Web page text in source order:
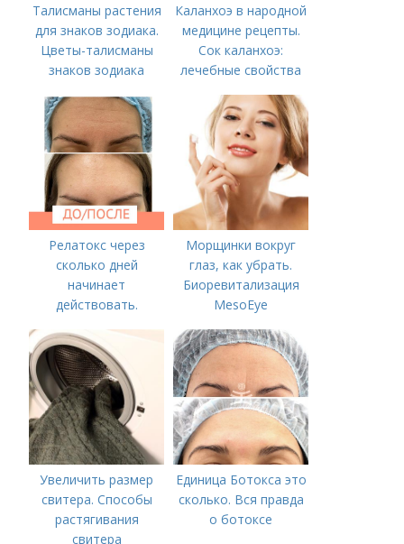
Талисманы растения
для знаков зодиака.
Цветы-талисманы
знаков зодиака
Каланхоэ в народной
медицине рецепты.
Сок каланхоэ:
лечебные свойства
Релатокс через
сколько дней
начинает
действовать.
«Ботоксом»
Морщинки вокруг
глаз, как убрать.
Биоревитализация
MesoEye
Увеличить размер
свитера. Способы
растягивания
свитера
Единица Ботокса это
сколько. Вся правда
о ботоксе